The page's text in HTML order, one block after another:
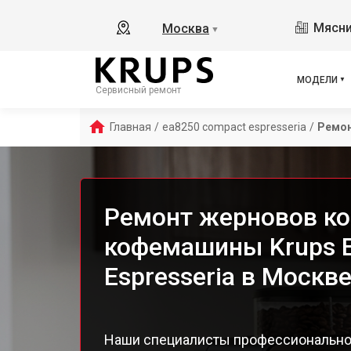
Москва ▼
Сервисный ремонт
МОДЕЛИ
EA
Главная / ea8250 compact espresseria /
Ремонт жерновов
кофемашины Krups
Espresseria в Москве
Наши специалисты